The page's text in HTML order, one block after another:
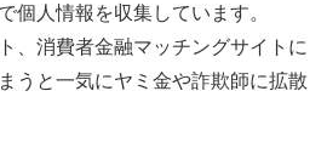
個人情報を収集しています。
、消費者金融マッチングサイトに
うと一気にヤミ金や詐欺師に拡散